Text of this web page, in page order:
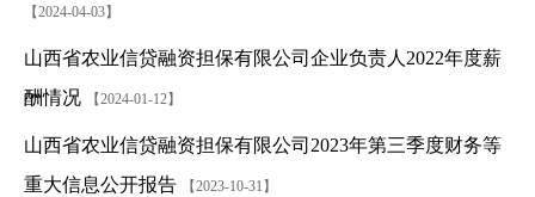
【2024-04-03】
山西省农业信贷融资担保有限公司企业负责人2022年度薪
酬情况
【2024-01-12】
山西省农业信贷融资担保有限公司2023年第三季度财务等
重大信息公开报告
【2023-10-31】